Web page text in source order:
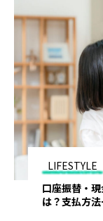
LIFESTYLE
口座振替・
は？支払方
医師
口コミ
土地一括査定
大阪マンション
妊娠中ナイトブラ
学生パーソナル